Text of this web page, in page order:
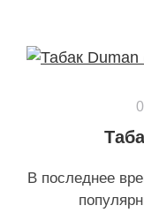
В последнее